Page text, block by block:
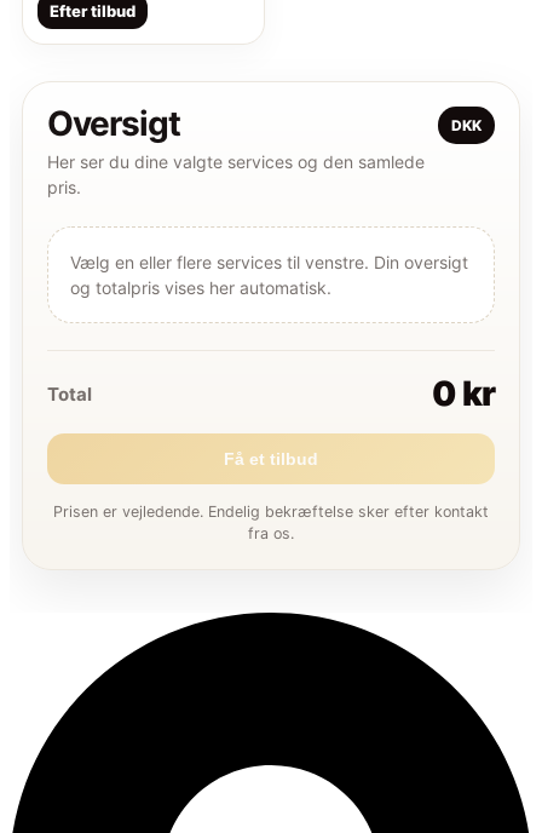
Efter tilbud
Oversigt
Her ser du dine valgte services og den samlede
pris.
DKK
Vælg en eller flere services til venstre. Din oversigt
og totalpris vises her automatisk.
Total 0 kr
Få et tilbud
Prisen er vejledende. Endelig bekræftelse sker efter kontakt
fra os.